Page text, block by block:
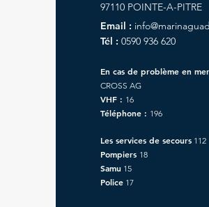
97110 POINTE-A-PITRE
Email :
Tél : 0590 936 620
En cas de problème en
CROSS AG
VHF : 16
Téléphone : 196
Les services de secours112
Pompiers 18
Samu 15
Police17